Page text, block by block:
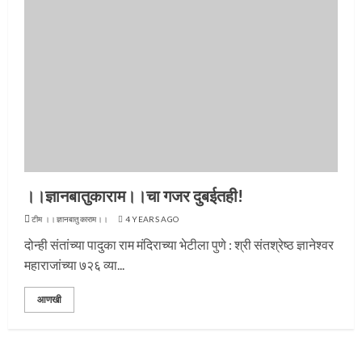
।।ज्ञानबातुकाराम।।चा गजर दुबईतही!
टीम ।।ज्ञानबातुकाराम।। 4 YEARS AGO
दोन्ही संतांच्या पादुका राम मंदिराच्या भेटीला पुणे : श्री संतश्रेष्ठ ज्ञानेश्वर
महाराजांच्या ७२६ व्या...
आणखी
3
प्रस्थान सोहळ्यासाठी आळंदी सज्ज